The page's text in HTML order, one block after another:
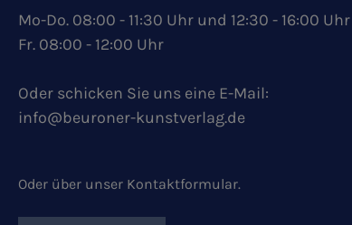
Mo-Do. 08:00 - 11:30 Uhr und 12:30 - 16:00 Uhr
Fr. 08:00 - 12:00 Uhr
Oder schicken Sie uns eine E-Mail:
info@beuroner-kunstverlag.de
Oder über unser Kontaktformular.